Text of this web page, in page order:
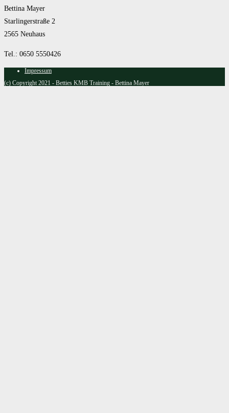
Bettina Mayer
Starlingerstraße 2
2565 Neuhaus
Tel.: 0650 5550426
Impressum
(c) Copyright 2021 - Betties KMB Training - Bettina Mayer